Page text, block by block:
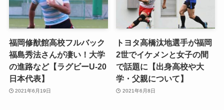
福岡修猷館高校フルバック
福島秀法さんが凄い！大学
の進路など【ラグビーU-20
日本代表】
2021年6月19日
トヨタ高橋汰地選手が福岡
2世でイケメンと女子の間
で話題に【出身高校や大
学・父親について】
2021年6月8日